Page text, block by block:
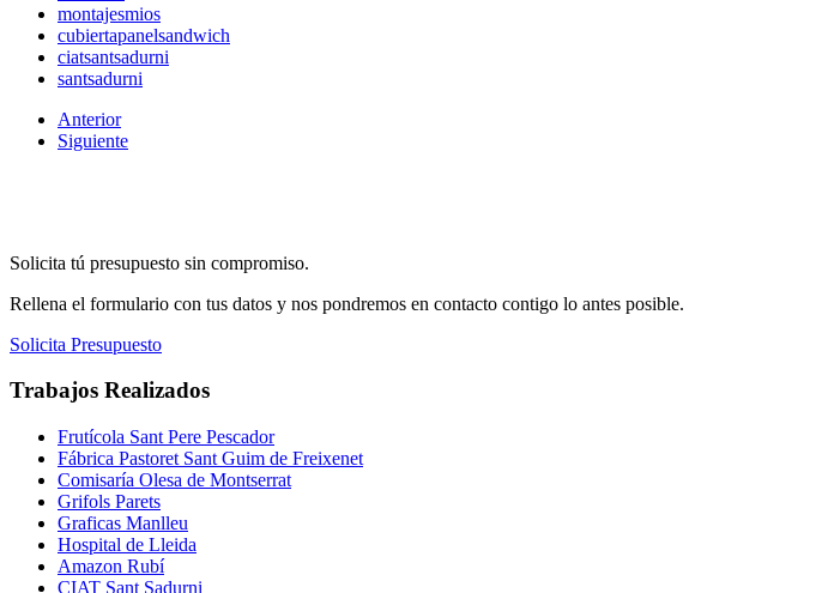
montajesmios
cubiertapanelsandwich
ciatsantsadurni
santsadurni
Anterior
Siguiente
Solicita tú presupuesto sin compromiso.
Rellena el formulario con tus datos y nos pondremos en contacto contigo lo antes posible.
Solicita Presupuesto
Trabajos Realizados
Frutícola Sant Pere Pescador
Fábrica Pastoret Sant Guim de Freixenet
Comisaría Olesa de Montserrat
Grifols Parets
Graficas Manlleu
Hospital de Lleida
Amazon Rubí
CIAT Sant Sadurni